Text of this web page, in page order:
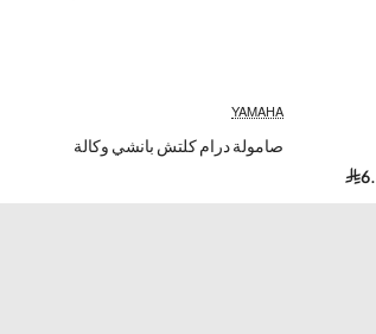
YAMAHA
صامولة درام كلتش بانشي وكالة